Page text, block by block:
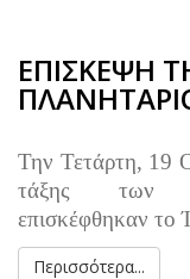
ΕΠΙΣΚΕΨΗ
Την Τετάρτη, 19
τάξης των
επισκέφθηκαν το
Περισσότερα...